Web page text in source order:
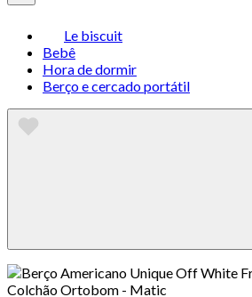
Le biscuit
Bebê
Hora de dormir
Berço e cercado portátil